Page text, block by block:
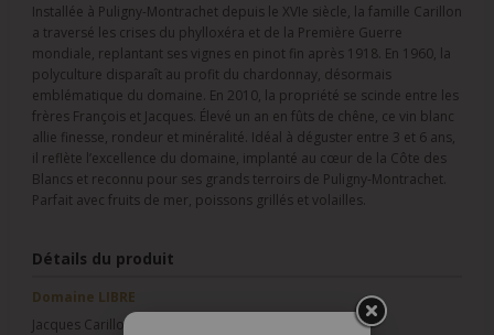
Installée à Puligny-Montrachet depuis le XVIe siècle, la famille Carillon
a traversé les crises du phylloxéra et de la Première Guerre
mondiale, replantant ses vignes en pinot fin après 1918. En 1960, la
polyculture disparaît au profit du chardonnay, désormais
emblématique du domaine. En 2010, la propriété se scinde entre les
frères François et Jacques. Élevé un an en fûts de chêne, ce vin blanc
allie finesse, rondeur et minéralité. Idéal à déguster entre 3 et 6 ans,
il reflète l’excellence du domaine, implanté au cœur de la Côte des
Blancs et reconnu pour ses grands terroirs de Puligny-Montrachet.
Parfait avec fruits de mer, poissons grillés et volailles.
Détails du produit
Domaine LIBRE
Jacques Carillon